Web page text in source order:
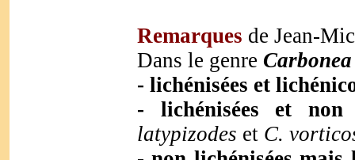
Remarques de Jean-
Dans le genre Carbonea
- lichénisées et
- lichénisées et non
latypizodes et C.